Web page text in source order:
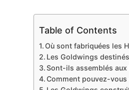
Table of Contents
Où sont fabriquées les
Les Goldwings
Sont-ils assemblés
Comment pouvez-